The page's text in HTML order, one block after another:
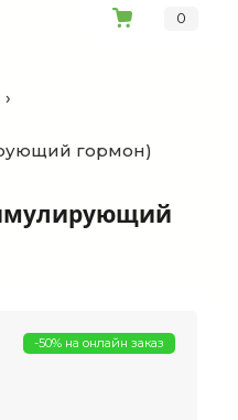
0
›
гормон)
-50% на онлайн заказ